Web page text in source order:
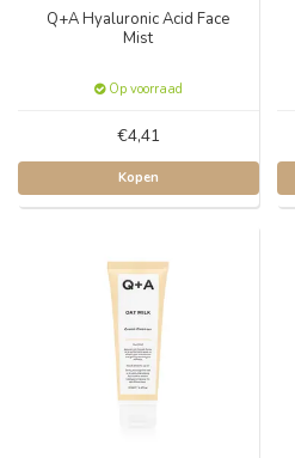
Q+A Hyaluronic Acid Face
Mist
Op voorraad
€4,41
Kopen